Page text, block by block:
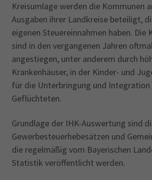
Kreisumlage werden die Kommunen
Ausgaben ihrer Landkreise beteiligt,
eigenen Steuereinnah­men haben. Die
sind in den vergangenen Jahren
angestie­gen, unter anderem durch
Krankenhäuser, in der Kinder- und
für die Unterbringung und Integration
Geflüchteten.
Grundlage der IHK-Auswertung sind
Gewerbesteuerhebesätzen und
die regelmäßig vom Bayerischen
Statistik veröffentlicht werden.